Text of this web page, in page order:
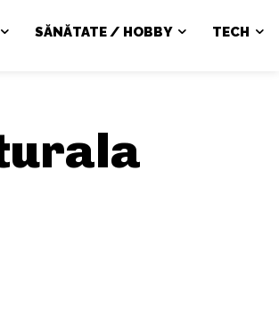
SĂNĂTATE / HOBBY TECH